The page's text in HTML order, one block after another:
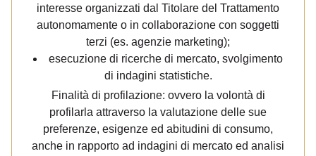
interesse organizzati dal Titolare del Trattamento
autonomamente o in collaborazione con soggetti
terzi (es. agenzie marketing);
esecuzione di ricerche di mercato, svolgimento
di indagini statistiche.
Finalità di profilazione: ovvero la volontà di
profilarla attraverso la valutazione delle sue
preferenze, esigenze ed abitudini di consumo,
anche in rapporto ad indagini di mercato ed analisi